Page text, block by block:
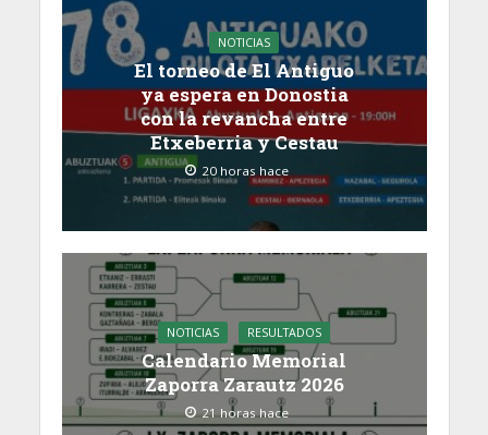
NOTICIAS
El torneo de El Antiguo
ya espera en Donostia
con la revancha entre
Etxeberria y Cestau
20 horas hace
NOTICIAS RESULTADOS
Calendario Memorial
Zaporra Zarautz 2026
21 horas hace